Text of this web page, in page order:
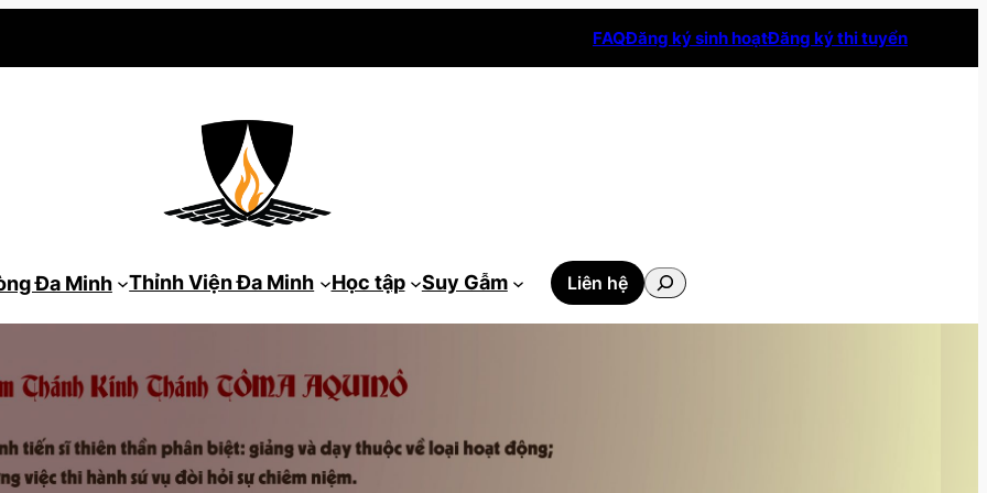
FAQĐăng ký sinh hoạtĐăng ký thi tuyển
Đa Minh Thỉnh Viện Đa Minh Học tập Suy Gẫm Liên hệ
Tìm
kiếm